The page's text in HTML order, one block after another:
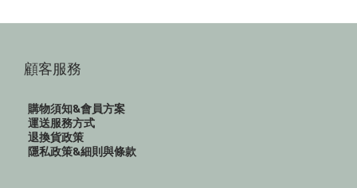
顧客服務
購物須知&會員方案
運送服務方式
退換貨政策
隱私政策&細則與條款